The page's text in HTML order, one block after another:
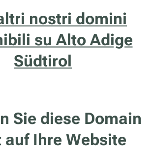
nostri domini
su Alto Adige
Südtirol
Sie diese Domain
auf Ihre Website